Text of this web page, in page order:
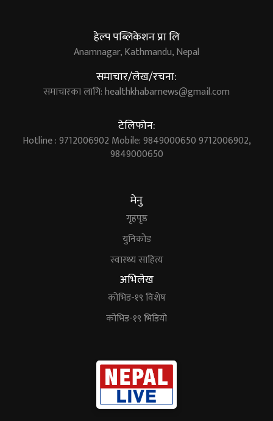
हेल्प पब्लिकेशन प्रा लि
Anamnagar, Kathmandu, Nepal
समाचार/लेख/रचना:
समाचारका लागि:healthkhabarnews@gmail.com
टेलिफोन:
Hotline : 9712006902 Mobile: 9849000650 9712006902,
9849000650
मेनु
गृहपृष्ठ
युनिकोड
स्वास्थ्य साहित्य
अभिलेख
कोभिड-१९ विशेष
कोभिड-१९ भिडियो